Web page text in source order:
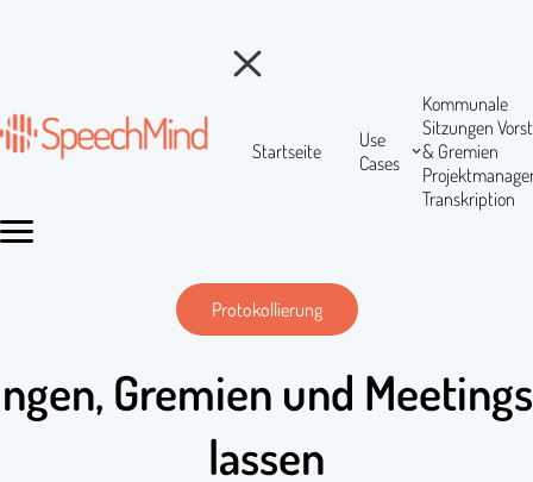
Startseite
Use
Cases
Kommunale
Sitzungen
& Gremien
Transkription
Protokollierung
Gremien und
lassen